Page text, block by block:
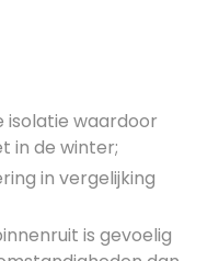
waardoor
in de winter;
in vergelijking
is gevoelig